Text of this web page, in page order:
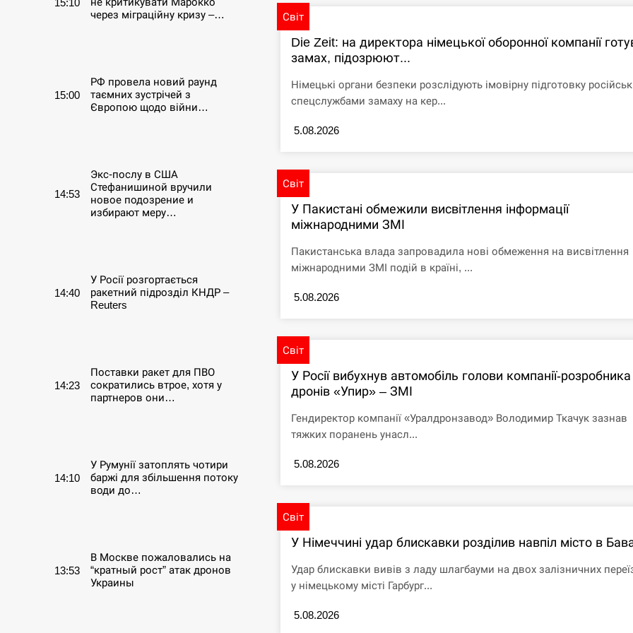
через міграційну кризу –…
15:00
РФ провела новий раунд
таємних зустрічей з
Європою щодо війни…
14:53
Экс-послу в США
Стефанишиной вручили
новое подозрение и
избирают меру…
14:40
У Росії розгортається
ракетний підрозділ КНДР –
Reuters
14:23
Поставки ракет для ПВО
сократились втрое, хотя у
партнеров они…
14:10
У Румунії затоплять чотири
баржі для збільшення потоку
води до…
13:53
В Москве пожаловались на
“кратный рост” атак дронов
Украины
Світ
Die Zeit: на директора німецької оборонної компанії
замах, підозрюют...
Німецькі органи безпеки розслідують імовірну підготовку
спецслужбами замаху на кер...
5.08.2026
Світ
У Пакистані обмежили висвітлення інформації
міжнародними ЗМІ
Пакистанська влада запровадила нові обмеження на висвітлення
міжнародними ЗМІ подій в країні, ...
5.08.2026
Світ
У Росії вибухнув автомобіль голови компанії-розробника
дронів «Упир» – ЗМІ
Гендиректор компанії «Уралдронзавод» Володимир Ткачук зазнав
тяжких поранень унасл...
5.08.2026
Світ
У Німеччині удар блискавки розділив навпіл місто в
Удар блискавки вивів з ладу шлагбауми на двох залізничних
у німецькому місті Гарбург...
5.08.2026